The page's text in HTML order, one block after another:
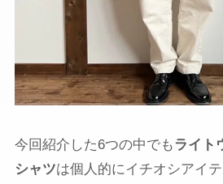
今回紹介した6つの中でもライト
シャツは個人的にイチオシアイテ